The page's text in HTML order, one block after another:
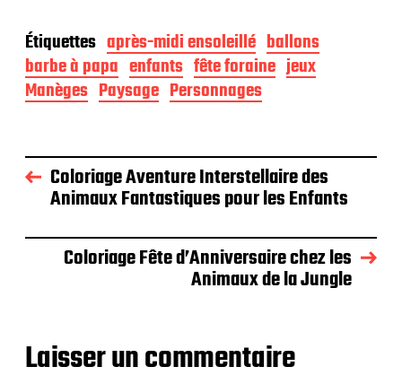
Étiquettes après-midi ensoleillé ballons
barbe à papa enfants fête foraine jeux
Manèges Paysage Personnages
Coloriage Aventure Interstellaire des
Animaux Fantastiques pour les Enfants
Coloriage Fête d’Anniversaire chez les
Animaux de la Jungle
Laisser un commentaire